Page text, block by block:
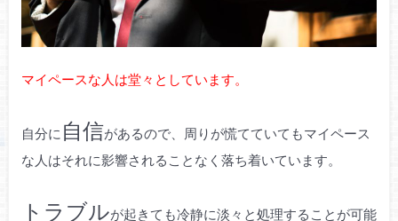
マイペースな人は堂々としています。
自分に 自信があるので、周りが慌てていてもマイペース
な人はそれに影響されることなく落ち着いています。
トラブルが起きても冷静に淡々と処理することが可能